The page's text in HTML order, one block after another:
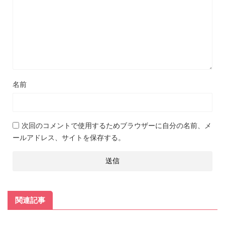
名前
次回のコメントで使用するためブラウザーに自分の名前、メ
ールアドレス、サイトを保存する。
関連記事